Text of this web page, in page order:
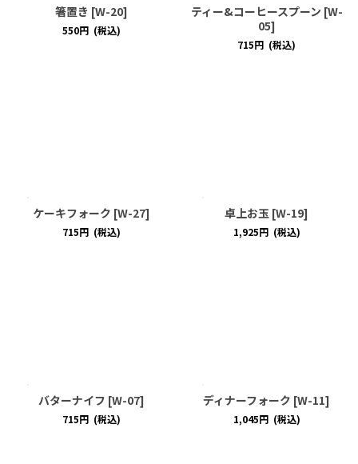
箸置き [W-20]
550円 (税込)
ティー&コーヒースプーン [W-
05]
715円 (税込)
ケーキフォーク [W-27]
715円 (税込)
卓上お玉 [W-19]
1,925円 (税込)
バターナイフ [W-07]
715円 (税込)
ディナーフォーク [W-11]
1,045円 (税込)